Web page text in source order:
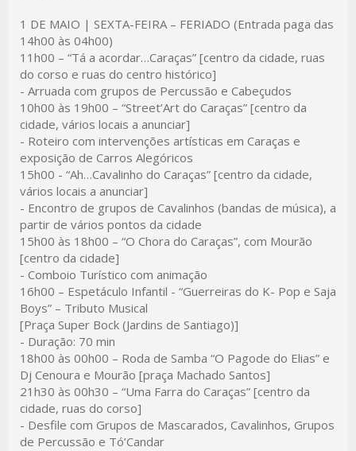
1 DE MAIO | SEXTA-FEIRA – FERIADO (Entrada paga das
14h00 às 04h00)
11h00 – “Tá a acordar…Caraças” [centro da cidade, ruas
do corso e ruas do centro histórico]
- Arruada com grupos de Percussão e Cabeçudos
10h00 às 19h00 – “Street’Art do Caraças” [centro da
cidade, vários locais a anunciar]
- Roteiro com intervenções artísticas em Caraças e
exposição de Carros Alegóricos
15h00 - “Ah…Cavalinho do Caraças” [centro da cidade,
vários locais a anunciar]
- Encontro de grupos de Cavalinhos (bandas de música), a
partir de vários pontos da cidade
15h00 às 18h00 – “O Chora do Caraças”, com Mourão
[centro da cidade]
- Comboio Turístico com animação
16h00 – Espetáculo Infantil - “Guerreiras do K- Pop e Saja
Boys” – Tributo Musical
[Praça Super Bock (Jardins de Santiago)]
- Duração: 70 min
18h00 às 00h00 – Roda de Samba “O Pagode do Elias” e
Dj Cenoura e Mourão [praça Machado Santos]
21h30 às 00h30 – “Uma Farra do Caraças” [centro da
cidade, ruas do corso]
- Desfile com Grupos de Mascarados, Cavalinhos, Grupos
de Percussão e Tó’Candar